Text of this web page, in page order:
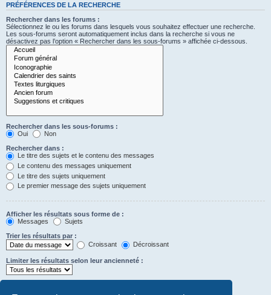
PRÉFÉRENCES DE LA RECHERCHE
Rechercher dans les forums :
Sélectionnez le ou les forums dans lesquels vous souhaitez effectuer une recherche.
Les sous-forums seront automatiquement inclus dans la recherche si vous ne
désactivez pas l’option « Rechercher dans les sous-forums » affichée ci-dessous.
Rechercher dans les sous-forums :
Oui
Non
Rechercher dans :
Le titre des sujets et le contenu des messages
Le contenu des messages uniquement
Le titre des sujets uniquement
Le premier message des sujets uniquement
Afficher les résultats sous forme de :
Messages
Sujets
Trier les résultats par :
Croissant
Décroissant
Limiter les résultats selon leur ancienneté :